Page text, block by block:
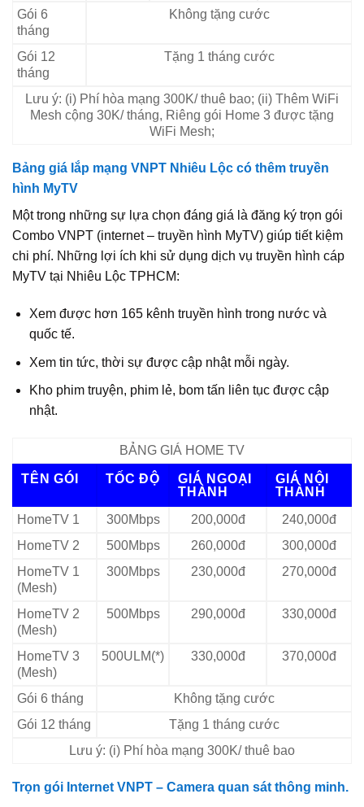
Gói 6
tháng
Không tặng cước
Gói 12
tháng
Tặng 1 tháng cước
Lưu ý: (i) Phí hòa mạng 300K/ thuê bao; (ii) Thêm WiFi
Mesh cộng 30K/ tháng, Riêng gói Home 3 được tặng
WiFi Mesh;
Bảng giá lắp mạng VNPT Nhiêu Lộc có thêm truyền
hình MyTV
Một trong những sự lựa chọn đáng giá là đăng ký trọn gói
Combo VNPT (internet – truyền hình MyTV) giúp tiết kiệm
chi phí. Những lợi ích khi sử dụng dịch vụ truyền hình cáp
MyTV tại Nhiêu Lộc TPHCM:
Xem được hơn 165 kênh truyền hình trong nước và
quốc tế.
Xem tin tức, thời sự được cập nhật mỗi ngày.
Kho phim truyện, phim lẻ, bom tấn liên tục được cập
nhật.
BẢNG GIÁ HOME TV
TÊN GÓI TỐC ĐỘ
GIÁ NGOẠI
THÀNH
GIÁ NỘI
THÀNH
HomeTV 1
300Mbps 200,000đ
240,000đ
HomeTV 2
500Mbps 260,000đ
300,000đ
HomeTV 1
(Mesh)
300Mbps 230,000đ 270,000đ
HomeTV 2
(Mesh)
500Mbps 290,000đ 330,000đ
HomeTV 3
(Mesh)
500ULM(*) 330,000đ 370,000đ
Gói 6 tháng
Không tặng cước
Gói 12 tháng
Tặng 1 tháng cước
Lưu ý: (i) Phí hòa mạng 300K/ thuê bao
Trọn gói Internet VNPT – Camera quan sát thông minh.